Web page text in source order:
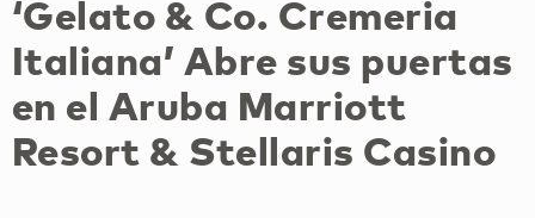
‘Gelato & Co. Cremeria
Italiana’ Abre sus puertas
en el Aruba Marriott
Resort & Stellaris Casino